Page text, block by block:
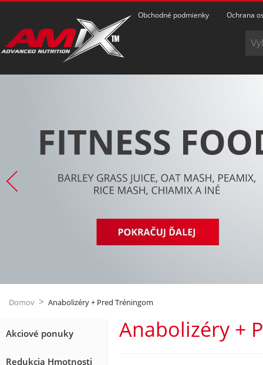
Obchodné podmienky Ochrana
Domov > Anabolizéry + Pred Tréningom
Akciové ponuky
Redukcia Hmotnosti
Anabolizéry +